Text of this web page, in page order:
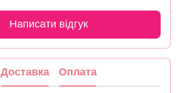
Написати відгук
Доставка Оплата